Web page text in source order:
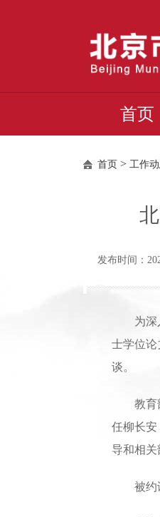
首页
首页 > 工作
发布时间：
为深入
士学位论
谈。
教育部
任柳长
导和相关
被约谈